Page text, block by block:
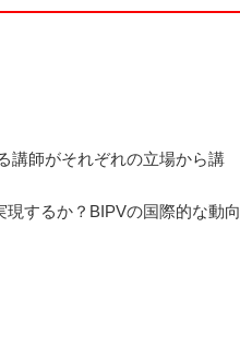
講師がそれぞれの立場から講
するか？BIPVの国際的な動向